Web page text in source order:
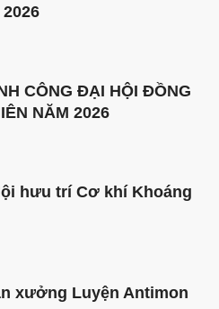
CÔNG ĐẠI HỘI ĐỒNG
NĂM 2026
hưu trí Cơ khí Khoáng
xưởng Luyện Antimon